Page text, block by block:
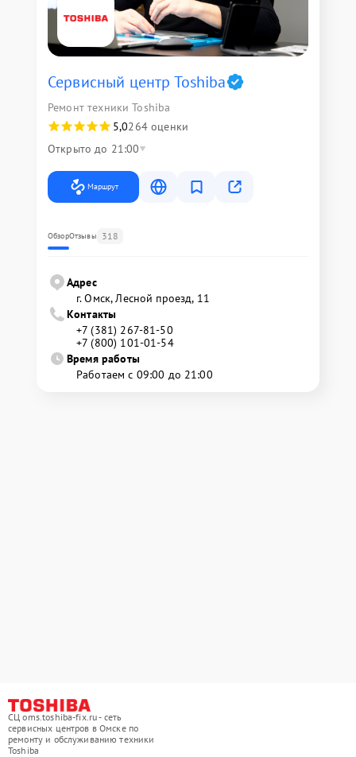
Сервисный центр Toshiba
Ремонт техники Toshiba
5,0264 оценки
Открыто до 21:00
Маршрут
ОбзорОтзывы 318
Адрес
г. Омск, ​Лесной проезд, 11
Контакты
+7 (381) 267-81-50
+7 (800) 101-01-54
Время работы
Работаем с 09:00 до 21:00
СЦ oms.toshiba-fix.ru - сеть
сервисных центров в Омске по
ремонту и обслуживанию техники
Toshiba